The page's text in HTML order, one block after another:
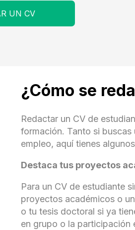
UN CV
¿Cómo se
Redactar un CV de
formación. Tanto si
empleo, aquí tienes
Destaca tus proyectos
Para un CV de estudiante
proyectos académicos o
o tu tesis doctoral si ya
en grupo o la participación